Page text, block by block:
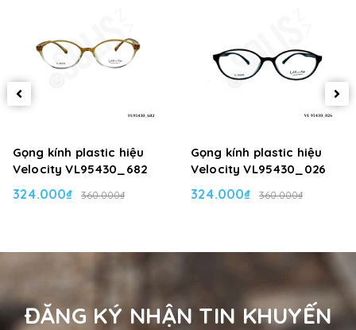
Gọng kính plastic hiệu
Velocity VL95430_682
324.000₫ 360.000₫
Gọng kính plastic hiệu
Velocity VL95430_026
324.000₫ 360.000₫
ĐĂNG KÝ NHẬN TIN KHUYẾN